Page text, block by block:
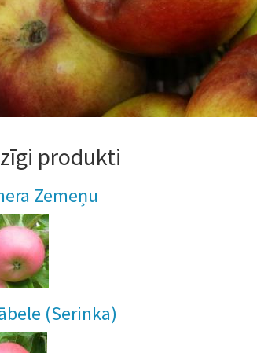
produkti
Zemeņu
(Serinka)